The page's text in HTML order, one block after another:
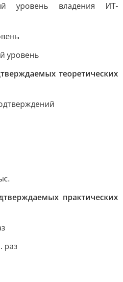
владения ИТ-
уровень
теоретических
практических
раз